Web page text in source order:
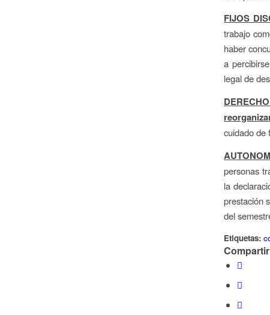
FIJOS
trabajo
haber
a
legal de
cuidado de
personas
la
prestación
del
Etiquetas: